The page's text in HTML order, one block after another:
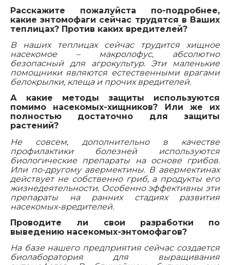
Расскажите пожалуйста по-подробнее,
какие энтомофаги сейчас трудятся в Ваших
теплицах? Против каких вредителей?
В наших теплицах сейчас трудится хищное
насекомое – макролофус, абсолютно
безопасный для агрокультур. Эти маленькие
помощники являются естественными врагами
белокрылки, клеща и прочих вредителей.
А какие методы защиты используются
помимо насекомых-хищников? Или же их
полностью достаточно для защиты
растений?
Не совсем, дополнительно в качестве
профилактики болезней используются
биологические препараты на основе грибов.
Или по-другому авермектины. В авермектинах
действует не собственно гриб, а продукты его
жизнедеятельности. Особенно эффективны эти
препараты на ранних стадиях развития
насекомых-вредителей.
Проводите ли свои разработки по
выведению насекомых-энтомофагов?
На базе нашего предприятия сейчас создается
биолаборатория для выращивания